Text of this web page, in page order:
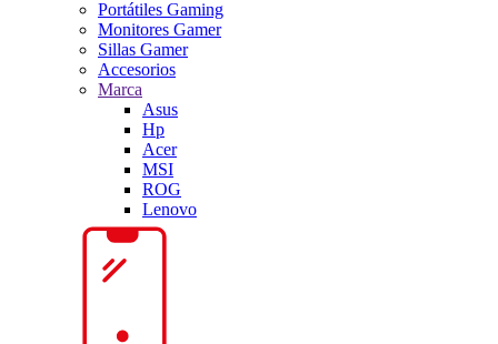
Portátiles Gaming
Monitores Gamer
Sillas Gamer
Accesorios
Marca
Asus
Hp
Acer
MSI
ROG
Lenovo